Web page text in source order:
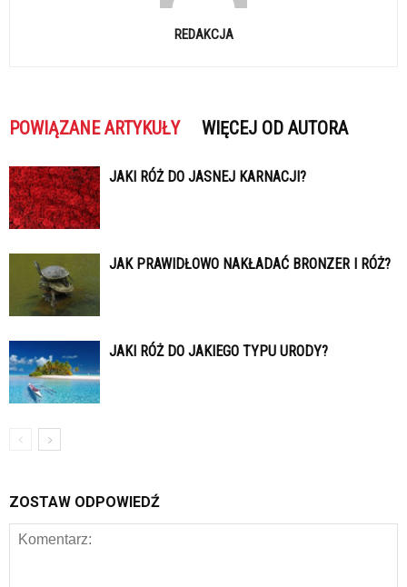
REDAKCJA
POWIĄZANE ARTYKUŁY WIĘCEJ OD AUTORA
JAKI RÓŻ DO JASNEJ KARNACJI?
JAK PRAWIDŁOWO NAKŁADAĆ BRONZER I RÓŻ?
JAKI RÓŻ DO JAKIEGO TYPU URODY?
ZOSTAW ODPOWIEDŹ